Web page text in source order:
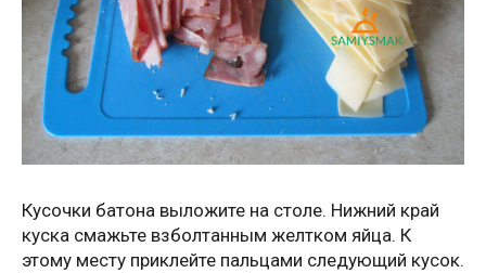
Кусочки батона выложите на столе. Нижний край
куска смажьте взболтанным желтком яйца. К
этому месту приклейте пальцами следующий кусок.